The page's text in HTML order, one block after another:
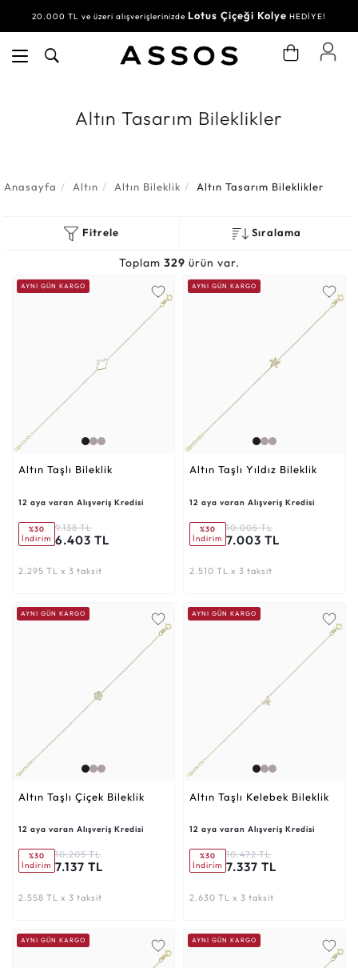
20.000 TL ve üzeri alışverişlerinizde Lotus Çiçeği Kolye HEDİYE!
30.000 TL ve üzeri alışverişlerinizdeSu Yolu BileklikHEDİYE!
Altın Tasarım Bileklikler
Anasayfa Altın Altın Bileklik Altın Tasarım Bileklikler
Fitrele Sıralama
Toplam 329 ürün var.
AYNI GÜN KARGO
Altın Taşlı Bileklik
12 aya varan Alışveriş Kredisi
%30
İndirim
9.138 TL
6.403 TL
2.295 TL x 3 taksit
AYNI GÜN KARGO
Altın Taşlı Yıldız Bileklik
12 aya varan Alışveriş Kredisi
%30
İndirim
10.005 TL
7.003 TL
2.510 TL x 3 taksit
AYNI GÜN KARGO
Altın Taşlı Çiçek Bileklik
12 aya varan Alışveriş Kredisi
%30
İndirim
10.205 TL
7.137 TL
2.558 TL x 3 taksit
AYNI GÜN KARGO
Altın Taşlı Kelebek Bileklik
12 aya varan Alışveriş Kredisi
%30
İndirim
10.472 TL
7.337 TL
2.630 TL x 3 taksit
AYNI GÜN KARGO AYNI GÜN KARGO